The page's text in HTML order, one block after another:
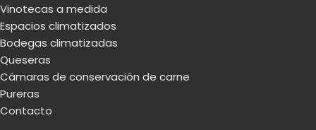
Vinotecas a medida
Espacios climatizados
Bodegas climatizadas
Queseras
Cámaras de conservación de carne
Pureras
Contacto